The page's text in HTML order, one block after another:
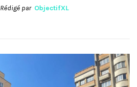
Rédigé par ObjectifXL